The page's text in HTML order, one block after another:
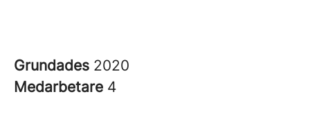
Grundades 2020
Medarbetare 4